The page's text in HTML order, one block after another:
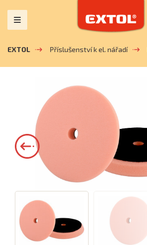
EXTOL Příslušenství k el. nářadí